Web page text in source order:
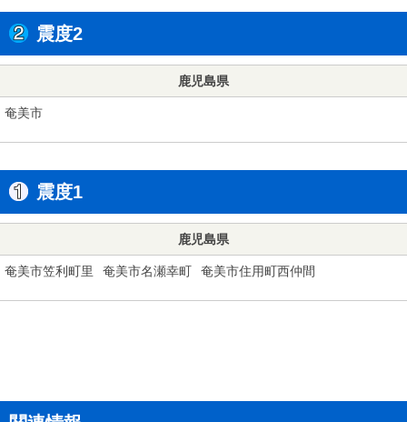
震度2
鹿児島県
奄美市
震度1
鹿児島県
奄美市笠利町里 奄美市名瀬幸町 奄美市住用町西仲間